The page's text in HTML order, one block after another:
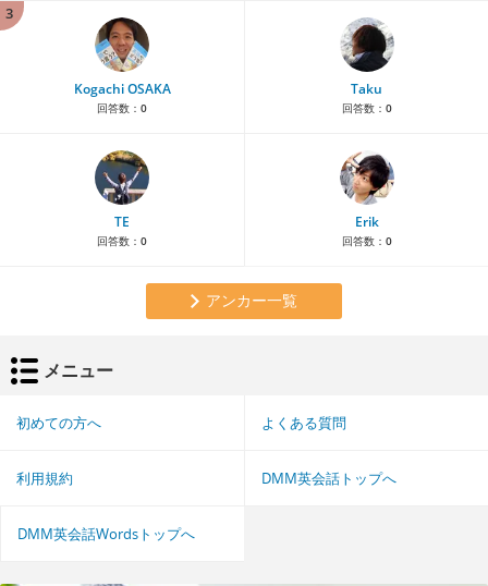
3
Kogachi OSAKA
回答数： 0
Taku
回答数： 0
TE
回答数： 0
Erik
回答数： 0
アンカー一覧
メニュー
初めての方へ よくある質問
利用規約 DMM英会話トップへ
DMM英会話Wordsトップへ